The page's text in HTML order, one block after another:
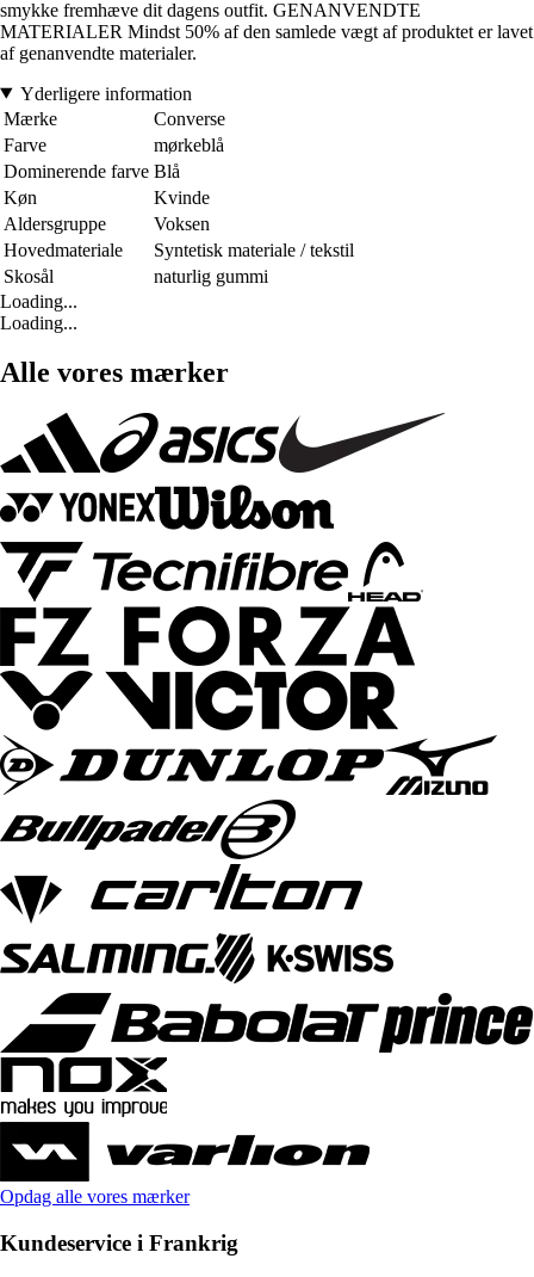
smykke fremhæve dit dagens outfit. GENANVENDTE
MATERIALER Mindst 50% af den samlede vægt af produktet er lavet
af genanvendte materialer.
Yderligere information
Mærke
Converse
Farve
mørkeblå
Dominerende farve Blå
Køn
Kvinde
Aldersgruppe
Voksen
Hovedmateriale
Syntetisk materiale / tekstil
Skosål
naturlig gummi
Loading...
Loading...
Alle vores mærker
Opdag alle vores mærker
Kundeservice i Frankrig